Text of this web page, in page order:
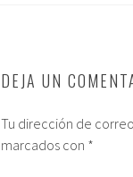
DEJA UN
Tu dirección de
marcados con *